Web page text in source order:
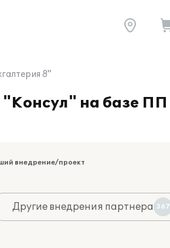
8"
"Консул" на базе ПП
внедрение/проект
Другие внедрения партнера 367